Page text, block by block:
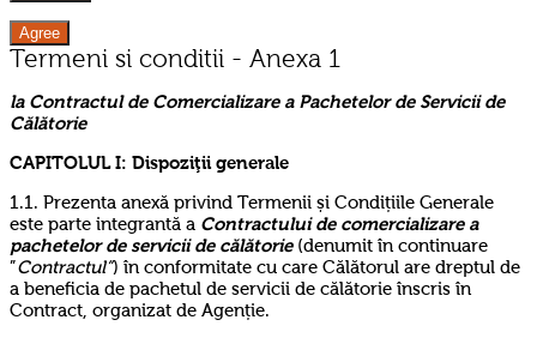
Agree
Termeni si conditii - Anexa 1
la Contractul de Comercializare a Pachetelor de Servicii de
Călătorie
CAPITOLUL I: Dispoziţii generale
1.1. Prezenta anexă privind Termenii și Condițiile Generale
este parte integrantă a Contractului de comercializare a
pachetelor de servicii de călătorie(denumit în continuare
”Contractul”) în conformitate cu care Călătorul are dreptul de
a beneficia de pachetul de servicii de călătorie înscris în
Contract, organizat de Agenție.